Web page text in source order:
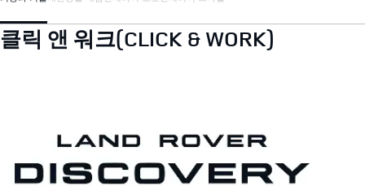
클릭 앤 워크(CLICK & WORK)